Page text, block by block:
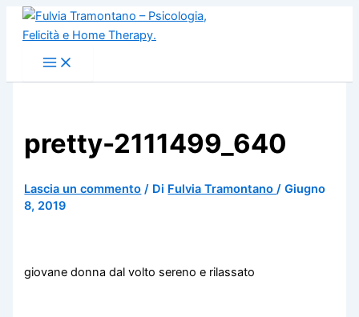
pretty-2111499_640
Lascia un commento / Di Fulvia Tramontano/Giugno
8, 2019
giovane donna dal volto sereno e rilassato